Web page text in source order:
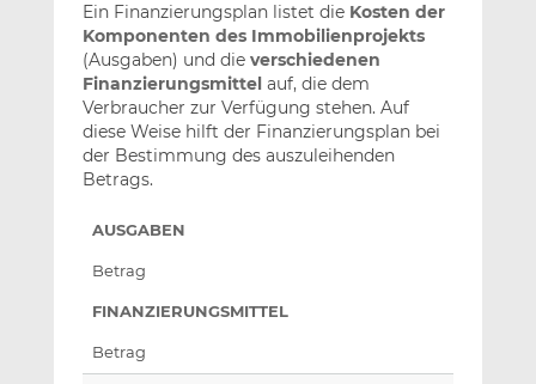
Ein Finanzierungsplan listet die Kosten der
Komponenten des Immobilienprojekts
(Ausgaben) und die verschiedenen
Finanzierungsmittelauf, die dem
Verbraucher zur Verfügung stehen. Auf
diese Weise hilft der Finanzierungsplan bei
der Bestimmung des auszuleihenden
Betrags.
AUSGABEN
Betrag
FINANZIERUNGSMITTEL
Betrag